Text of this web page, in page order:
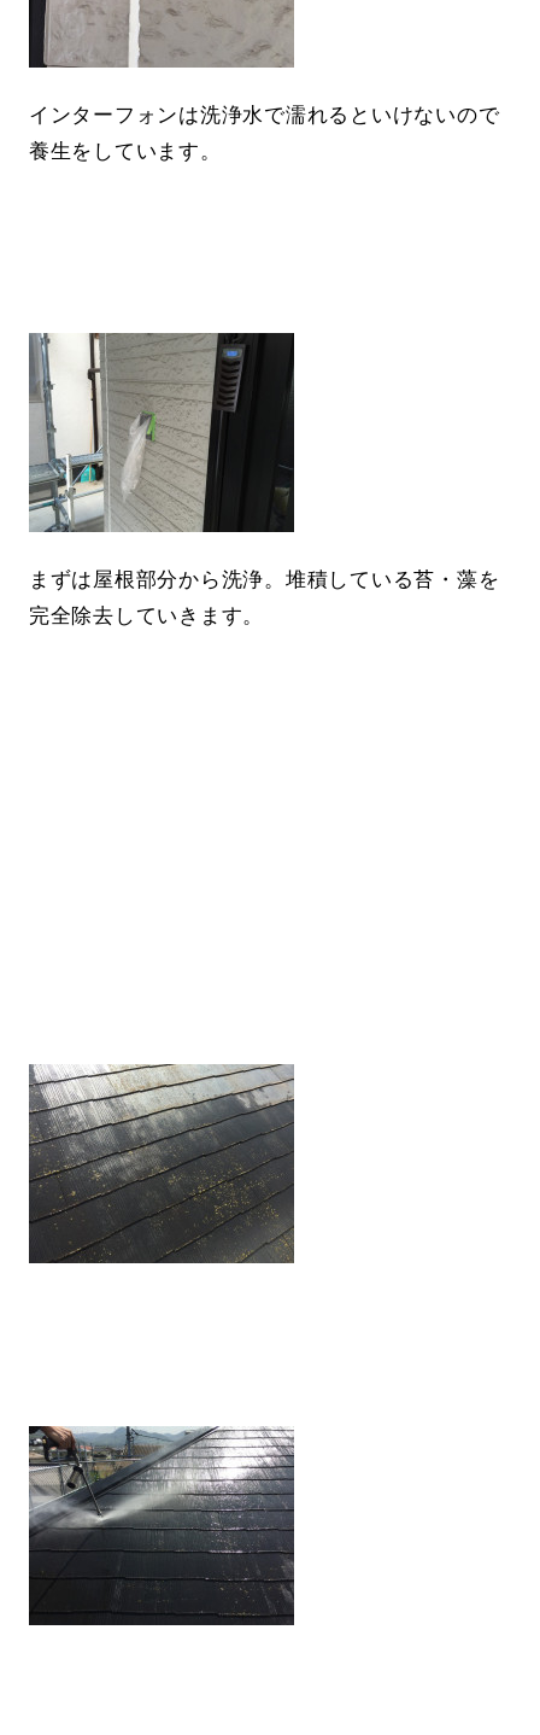
インターフォンは洗浄水で濡れるといけないので
養生をしています。
まずは屋根部分から洗浄。堆積している苔・藻を
完全除去していきます。